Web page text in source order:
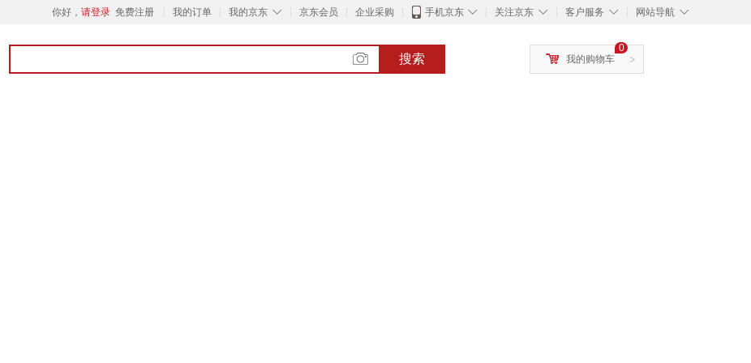
你好， 请登录 免费注册 我的订单 ◇
我的京东 京东会员 企业采购 ◇
手机京东 ◇
关注京东 ◇
客户服务 ◇
网站导航
搜索 >
0
我的购物车